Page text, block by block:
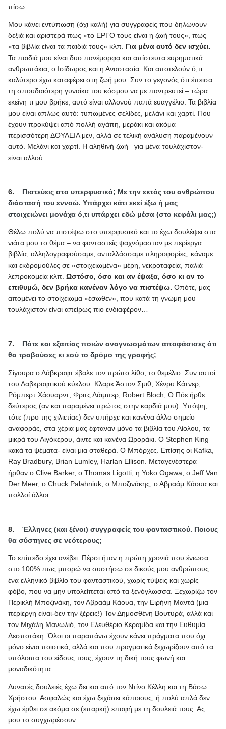
πίσω.
Μου κάνει εντύπωση (όχι καλή) για συγγραφείς που δηλώνουν
δεξιά και αριστερά πως «το ΕΡΓΟ τους είναι η ζωή τους», πως
«τα βιβλία είναι τα παιδιά τους» κλπ. Για μένα αυτό δεν ισχύει.
Τα παιδιά μου είναι δυο πανέμορφα και απίστευτα ευρηματικά
ανθρωπάκια, ο Ισίδωρος και η Αναστασία. Και αποτελούν ό,τι
καλύτερο έχω καταφέρει στη ζωή μου. Συν το γεγονός ότι έπεισα
τη σπουδαιότερη γυναίκα του κόσμου να με παντρευτεί – τώρα
εκείνη τι μου βρήκε, αυτό είναι αλλονού παπά ευαγγέλιο. Τα βιβλία
μου είναι απλώς αυτό: τυπωμένες σελίδες, μελάνι και χαρτί. Που
έχουν προκύψει από πολλή αγάπη, μεράκι και ακόμα
περισσότερη ΔΟΥΛΕΙΑ μεν, αλλά σε τελική ανάλυση παραμένουν
αυτό. Μελάνι και χαρτί. Η αληθινή ζωή –για μένα τουλάχιστον-
είναι αλλού.
6. Πιστεύεις στο υπερφυσικό; Με την εκτός του ανθρώπου
διάστασή του εννοώ. Υπάρχει κάτι εκεί έξω ή μας
στοιχειώνει μονάχα ό,τι υπάρχει εδώ μέσα (στο κεφάλι μας;)
Θέλω πολύ να πιστέψω στο υπερφυσικό και το έχω δουλέψει στα
νιάτα μου το θέμα – να φανταστείς ψαχνόμασταν με περίεργα
βιβλία, αλληλογραφούσαμε, ανταλλάσσαμε πληροφορίες, κάναμε
και εκδρομούλες σε «στοιχειωμένα» μέρη, νεκροταφεία, παλιά
λεπροκομεία κλπ. Ωστόσο, όσο και αν έψαξα, όσο κι αν το
επιθυμώ, δεν βρήκα κανέναν λόγο να πιστέψω. Οπότε, μας
απομένει το στοίχειωμα «έσωθεν», που κατά τη γνώμη μου
τουλάχιστον είναι απείρως πιο ενδιαφέρον…
7. Πότε και εξαιτίας ποιών αναγνωσμάτων αποφάσισες ότι
θα τραβούσες κι εσύ το δρόμο της γραφής;
Σίγουρα ο Λάβκραφτ έβαλε τον πρώτο λίθο, το θεμέλιο. Συν αυτοί
του Λαβκραφτικού κύκλου: Κλαρκ Άστον Σμιθ, Χένρυ Κάτνερ,
Ρόμπερτ Χάουαρντ, Φριτς Λάιμπερ, Robert Bloch , Ο Πόε ήρθε
δεύτερος (αν και παραμένει πρώτος στην καρδιά μου). Υπόψη,
τότε (προ της χιλιετίας) δεν υπήρχε και κανένα άλλο σημείο
αναφοράς, στα χέρια μας έφταναν μόνο τα βιβλία του Αίολου, τα
μικρά του Αιγόκερου, άιντε και κανένα Ωροράκι. Ο Stephen King –
κακά τα ψέματα- είναι μια σταθερά. Ο Μπόρχες. Επίσης οι Kafka
Ray Bradbury, Brian Lumley, Harlan Ellison . Μεταγενέστερα
ήρθαν ο Clive Barker, o Thomas Ligotti , η Yoko Ogawa o Jeff Van
Der Meer, o Chuck Palahniuk , ο Μποζινάκης, ο Αβραάμ Κάουα και
πολλοί άλλοι.
8. Έλληνες (και ξένοι) συγγραφείς του φανταστικού. Ποιους
θα σύστηνες σε νεότερους;
To επίπεδο έχει ανέβει. Πέρσι ήταν η πρώτη χρονιά που ένιωσα
στο 100% πως μπορώ να συστήσω σε δικούς μου ανθρώπους
ένα ελληνικό βιβλίο του φανταστικού, χωρίς τύψεις και χωρίς
φόβο, που να μην υπολείπεται από τα ξενόγλωσσα. Ξεχωρίζω τον
Περικλή Μποζινάκη, τον Αβραάμ Κάουα, την Ειρήνη Μαντά (μια
περίεργη είναι-δεν την ξέρεις!) Τον Δημοσθένη Βουτυρά, αλλά και
τον Μιχάλη Μανωλιό, τον Ελευθέριο Κεραμίδα και την Ευθυμία
Δεσποτάκη. Όλοι οι παραπάνω έχουν κάνει πράγματα που όχι
μόνο είναι ποιοτικά, αλλά και που πραγματικά ξεχωρίζουν από τα
υπόλοιπα του είδους τους, έχουν τη δική τους φωνή και
μοναδικότητα.
Δυνατές δουλειές έχω δει και από τον Ντίνο Κέλλη και τη Βάσω
Χρήστου. Ασφαλώς και έχω ξεχάσει κάποιους, ή πολύ απλά δεν
έχω έρθει σε ακόμα σε (επαρκή) επαφή με τη δουλειά τους. Ας
μου το συγχωρέσουν.